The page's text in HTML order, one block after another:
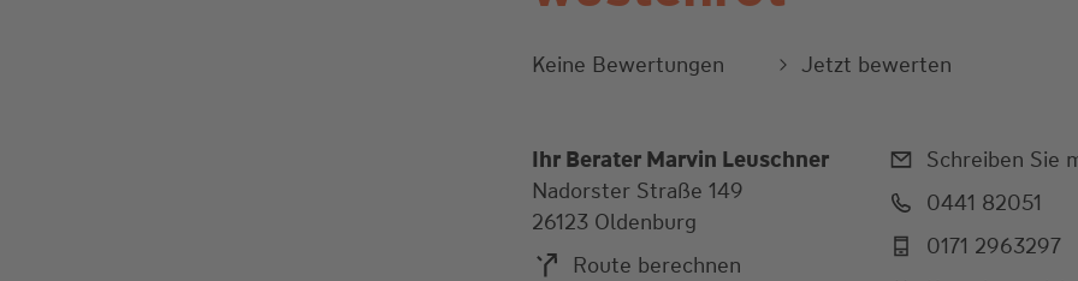
Keine Bewertungen Jetzt bewerten
Ihr Berater Marvin Leuschner
Nadorster Straße 149
26123 Oldenburg
Route berechnen
Schreiben Sie
0441 82051
0171 2963297